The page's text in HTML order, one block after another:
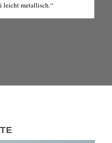
leicht metallisch.“